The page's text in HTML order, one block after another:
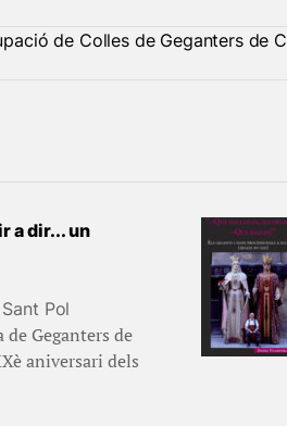
de Colles de Geganters de
a dir... un
Pol
Geganters de
aniversari dels